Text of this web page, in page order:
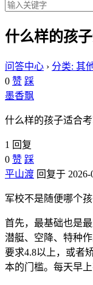
什么样的孩
问答中心 › 分类: 其
0 赞 踩
墨香飘
什么样的孩子适合
1 回复
0 赞 踩
平山渡 回复于
军校不是随便哪个
首先，最基础也是
潜艇、空降、特种
要求4.8以上，或者
本的门槛。每天早